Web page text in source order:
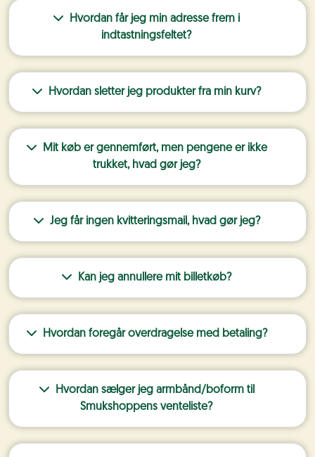
Hvordan får jeg min adresse frem i
indtastningsfeltet?
Hvordan sletter jeg produkter fra min kurv?
Mit køb er gennemført, men pengene er ikke
trukket, hvad gør jeg?
Jeg får ingen kvitteringsmail, hvad gør jeg?
Kan jeg annullere mit billetkøb?
Hvordan foregår overdragelse med betaling?
Hvordan sælger jeg armbånd/boform til
Smukshoppens venteliste?